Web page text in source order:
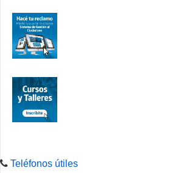
Teléfonos útiles